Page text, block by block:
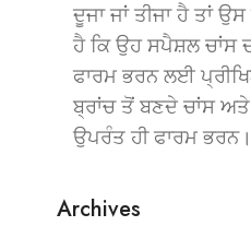
ਦੂਜਾ ਜਾਂ ਤੀਜਾ ਹੈ ਤਾਂ
ਹੈ ਕਿ ਉਹ ਸਪੈਸ਼ਲ ਚਾਂਸ
ਫਾਰਮ ਭਰਨ ਲਈ
ਬ੍ਰਾਂਚ ਤੋਂ ਬਣਦੇ ਚਾਂਸ ਅਤੇ
ਉਪਰੰਤ ਹੀ ਫਾਰਮ ਭਰਨ।
Archives